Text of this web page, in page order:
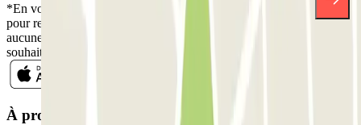
*En vous inscrivant, vous acceptez notre politique de confidentialité
pour recevoir des communications commerciales de Parclick. Sans
aucune obligation, vous pouvez vous désinscrire quand vous le
souhaitez dans la même newsletter.
À propos de Parclick